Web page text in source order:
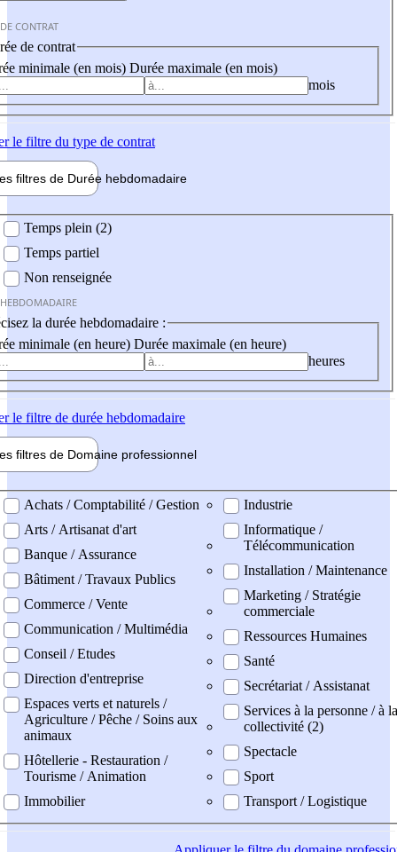
CONTRAT
de contrat
minimale (en mois) Durée maximale (en mois)
mois
le filtre du type de contrat
filtres de Durée hebdomadaire
Temps plein (2)
Temps partiel
Non renseignée
la durée hebdomadaire :
minimale (en heure) Durée maximale (en heure)
heures
le filtre de durée hebdomadaire
filtres de Domaine professionnel
professionel
Achats / Comptabilité / Gestion
Arts / Artisanat d'art
Banque / Assurance
Bâtiment / Travaux Publics
Commerce / Vente
Communication / Multimédia
Conseil / Etudes
Direction d'entreprise
Espaces verts et naturels /
Agriculture / Pêche / Soins aux
animaux
Hôtellerie - Restauration /
Tourisme / Animation
Immobilier
Industrie
Informatique /
Télécommunication
Installation / Maintenance
Marketing / Stratégie
commerciale
Ressources Humaines
Santé
Secrétariat / Assistanat
Services à la personne / à la
collectivité (2)
Spectacle
Sport
Transport / Logistique